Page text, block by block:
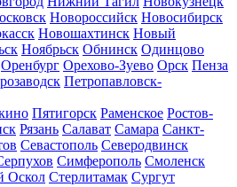
Новороссийск Новосибирск
Новошахтинск Новый
Ноябрьск Обнинск Одинцово
Оренбург Орехово-Зуево Орск Пенза
Петропавловск-
Пятигорск Раменское Ростов-
Рязань Салават Самара Санкт-
Севастополь Северодвинск
Симферополь Смоленск
Оскол Стерлитамак Сургут